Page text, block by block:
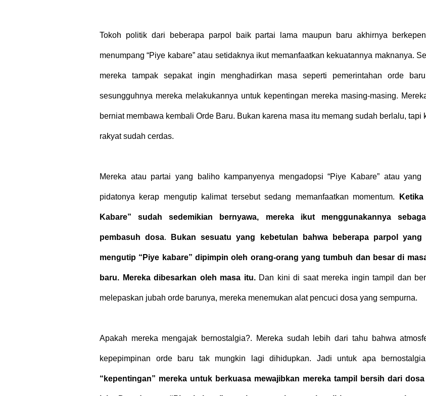
Tokoh politik dari beberapa parpol baik partai lama maupun baru akhirnya
menumpang “Piye kabare” atau setidaknya ikut memanfaatkan kekuatannya maknanya.
mereka tampak sepakat ingin menghadirkan masa seperti pemerintahan orde
sesungguhnya mereka melakukannya untuk kepentingan mereka masing-masing.
berniat membawa kembali Orde Baru. Bukan karena masa itu memang sudah berlalu, tapi
rakyat sudah cerdas.
Mereka atau partai yang baliho kampanyenya mengadopsi “Piye Kabare” atau yang
pidatonya kerap mengutip kalimat tersebut sedang memanfaatkan momentum.
Kabare” sudah sedemikian bernyawa, mereka ikut menggunakannya
pembasuh dosa. Bukan sesuatu yang kebetulan bahwa beberapa parpol yang
mengutip “Piye kabare” dipimpin oleh orang-orang yang tumbuh dan besar di
baru. Mereka dibesarkan oleh masa itu.Dan kini di saat mereka ingin tampil dan
melepaskan jubah orde barunya, mereka menemukan alat pencuci dosa yang sempurna.
Apakah mereka mengajak bernostalgia?. Mereka sudah lebih dari tahu bahwa
kepepimpinan orde baru tak mungkin lagi dihidupkan. Jadi untuk apa
“kepentingan” mereka untuk berkuasa mewajibkan mereka tampil bersih dari